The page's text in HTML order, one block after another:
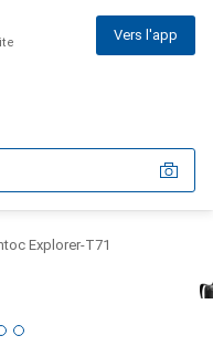
Vers l'app
Explorer-T71